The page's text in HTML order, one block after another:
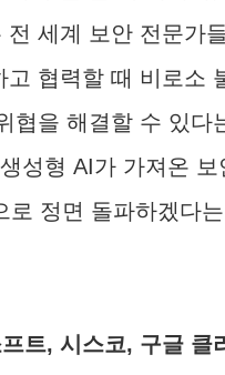
전 세계 보안 전문가
고 협력할 때 비로소
협을 해결할 수 있다
성형 AI가 가져온 보
로 정면 돌파하겠다
트, 시스코, 구글 클